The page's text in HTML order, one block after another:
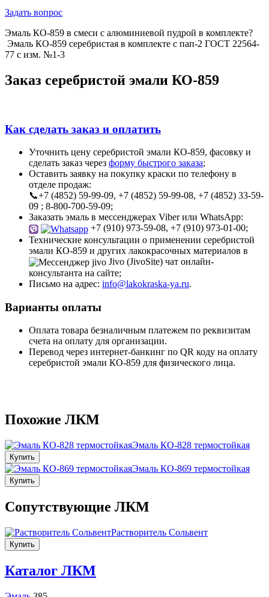
Задать вопрос
Эмаль КО-859 в смеси с алюминиевой пудрой в комплекте?
Эмаль КО-859 серебристая в комплекте с пап-2 ГОСТ 22564-
77 с изм. №1-3
Заказ серебристой эмали КО-859
Как сделать заказ и оплатить
Уточнить цену серебристой эмали КО-859, фасовку и
сделать заказ через форму быстрого заказа;
Оставить заявку на покупку краски по телефону в
отделе продаж:
📞+7 (4852) 59-99-09, +7 (4852) 59-99-08, +7 (4852) 33-59-
09 ; 8-800-700-59-09;
Заказать эмаль в мессенджерах Viber или WhatsApp:
+7 (910) 973-59-08, +7 (910) 973-01-00;
Технические консультации о применении серебристой
эмали КО-859 и других лакокрасочных материалов в
Jivo (JivoSite) чат онлайн-
консультанта на сайте;
Письмо на адрес: info@lakokraska-ya.ru.
Варианты оплаты
Оплата товара безналичным платежем по реквизитам
счета на оплату для организации.
Перевод через интернет-банкинг по QR коду на оплату
серебристой эмали КО-859 для физического лица.
Похожие ЛКМ
Эмаль КО-828 термостойкая
Купить
Эмаль КО-869 термостойкая
Купить
Сопутствующие ЛКМ
Растворитель Сольвент
Купить
Каталог ЛКМ